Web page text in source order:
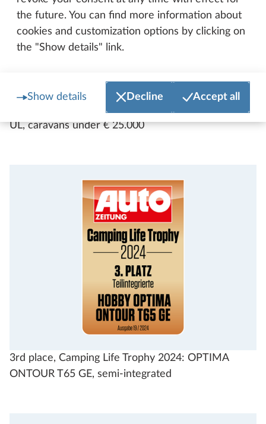
the future. You can find more information about
cookies and customization options by clicking on
the "Show details" link.
Show details Decline
Accept all
2nd place, Camping Life Trophy 2024: DE LUXE 495
UL, caravans under € 25.000
3rd place, Camping Life Trophy 2024: OPTIMA
ONTOUR T65 GE, semi-integrated